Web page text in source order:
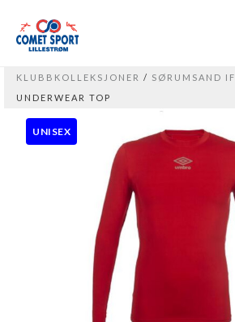
KLUBBKOLLEKSJONER / SØRUMSAND IF
UNDERWEAR TOP
UNISEX